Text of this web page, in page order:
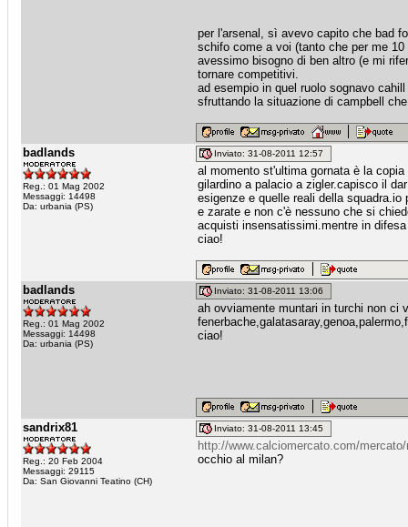
per l'arsenal, sì avevo capito che bad
schifo come a voi (tanto che per me
avessimo bisogno di ben altro (e mi
tornare competitivi.
ad esempio in quel ruolo sognavo
sfruttando la situazione di campbell
badlands
Reg.: 01 Mag 2002
Messaggi: 14498
Da: urbania (PS)
Inviato: 31-08-2011 12:57
al momento st'ultima gornata è la
gilardino a palacio a zigler.capisco il
esigenze e quelle reali della
e zarate e non c'è nessuno che si
acquisti insensatissimi.mentre in
ciao!
badlands
Reg.: 01 Mag 2002
Messaggi: 14498
Da: urbania (PS)
Inviato: 31-08-2011 13:06
ah ovviamente muntari in turchi non ci
ciao!
sandrix81
Reg.: 20 Feb 2004
Messaggi: 29115
Da: San Giovanni Teatino (CH)
Inviato: 31-08-2011 13:45
http://www.calciomercato.com/
occhio al milan?